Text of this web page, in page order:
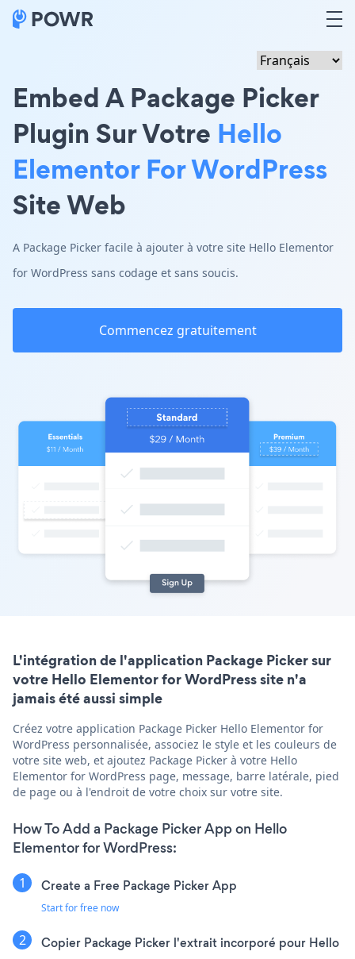
Embed A Package Picker
Plugin Sur Votre Hello
Elementor For WordPress
Site Web
A Package Picker facile à ajouter à votre site Hello Elementor
for WordPress sans codage et sans soucis.
Commencez gratuitement
L'intégration de l'application Package Picker sur
votre Hello Elementor for WordPress site n'a
jamais été aussi simple
Créez votre application Package Picker Hello Elementor for
WordPress personnalisée, associez le style et les couleurs de
votre site web, et ajoutez Package Picker à votre Hello
Elementor for WordPress page, message, barre latérale, pied
de page ou à l'endroit de votre choix sur votre site.
How To Add a Package Picker App on Hello
Elementor for WordPress:
Create a Free Package Picker App
Start for free now
Copier Package Picker l'extrait incorporé pour Hello